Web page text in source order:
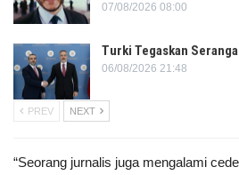
07/08/2026 08:00
Turki Tegaskan
06/08/2026 21:48
PREV NEXT
“Seorang jurnalis juga mengalami